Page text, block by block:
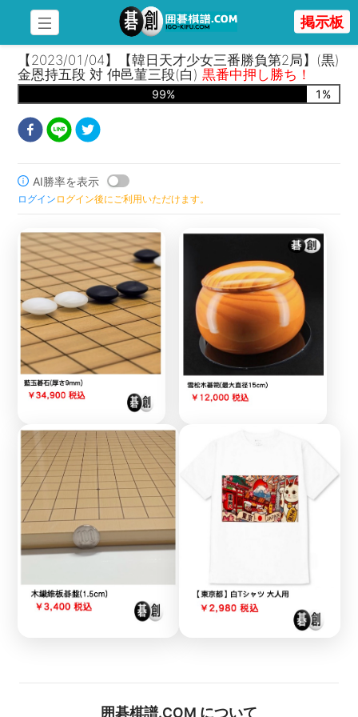
掲示板
【2023/01/04】【韓日天才少女三番勝負第2局】(黒)
金恩持五段 対 仲邑菫三段(白)黒番中押し勝ち！
99% 1 %
AI勝率を表示
ログイン ログイン後にご利用いただけます。
囲碁棋譜.COM について